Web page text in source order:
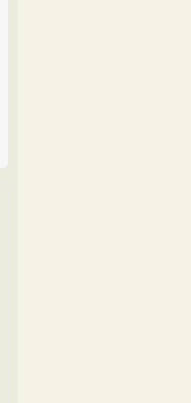
(oktatók) és a felsőoktatásba készülők